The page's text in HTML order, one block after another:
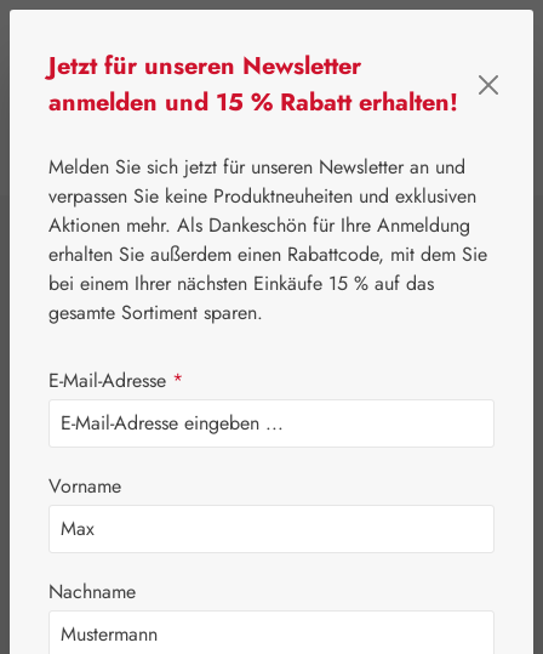
⌂ Gall Pharma Naturstoffe
Schneckensirup
Bildergalerie überspringen
Jetzt für unseren Newsletter
anmelden und 15 % Rabatt erhalten!
Melden Sie sich jetzt für unseren Newsletter an und
verpassen Sie keine Produktneuheiten und exklusiven
Aktionen mehr. Als Dankeschön für Ihre Anmeldung
erhalten Sie außerdem einen Rabattcode, mit dem Sie
bei einem Ihrer nächsten Einkäufe 15 % auf das
gesamte Sortiment sparen.
E-Mail-Adresse *
Vorname
Nachname